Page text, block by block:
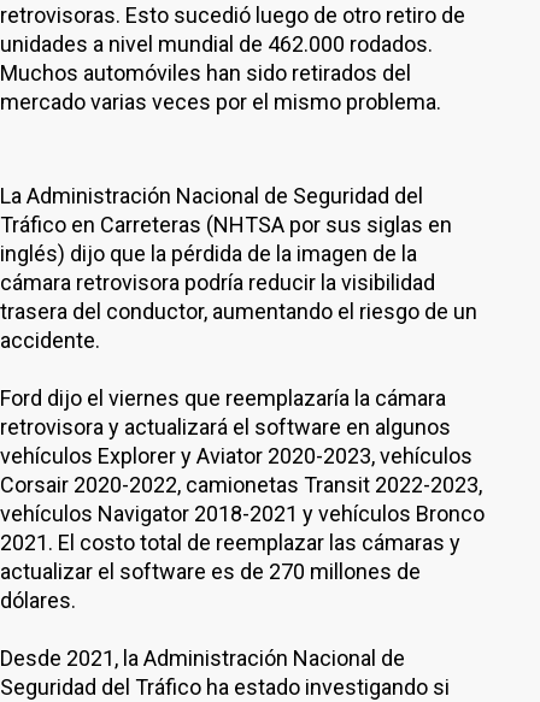
retrovisoras. Esto sucedió luego de otro retiro de
unidades a nivel mundial de 462.000 rodados.
Muchos automóviles han sido retirados del
mercado varias veces por el mismo problema.
La Administración Nacional de Seguridad del
Tráfico en Carreteras (NHTSA por sus siglas en
inglés) dijo que la pérdida de la imagen de la
cámara retrovisora podría reducir la visibilidad
trasera del conductor, aumentando el riesgo de un
accidente.
Ford dijo el viernes que reemplazaría la cámara
retrovisora y actualizará el software en algunos
vehículos Explorer y Aviator 2020-2023, vehículos
Corsair 2020-2022, camionetas Transit 2022-2023,
vehículos Navigator 2018-2021 y vehículos Bronco
2021. El costo total de reemplazar las cámaras y
actualizar el software es de 270 millones de
dólares.
Desde 2021, la Administración Nacional de
Seguridad del Tráfico ha estado investigando si